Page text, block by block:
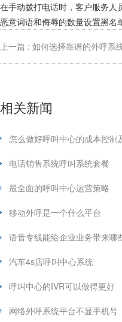
在手动拨打电话时，客户服务人
恶意词语和侮辱的数量设置黑名
上一篇 : 如何选择靠谱的外呼系
相关新闻
怎么做好呼叫中心的成本控制
电话销售系统呼叫系统套餐
最全面的呼叫中心运营策略
移动外呼是一个什么平台
语音专线能给企业业务带来哪
汽车4s店呼叫中心系统
呼叫中心的IVR可以做得更好
网络外呼系统平台不显手机号